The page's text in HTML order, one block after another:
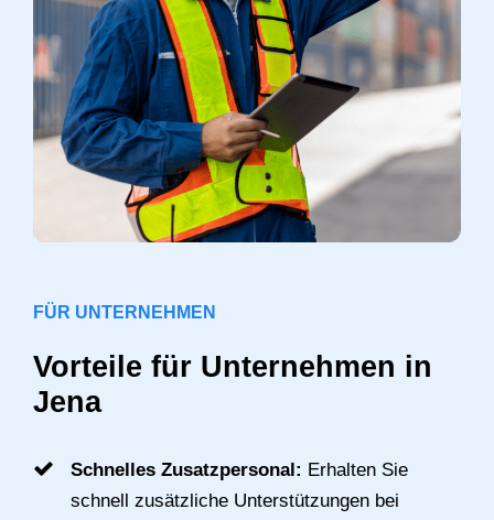
FÜR UNTERNEHMEN
Vorteile für Unternehmen in
Jena
Schnelles Zusatzpersonal: Erhalten Sie
schnell zusätzliche Unterstützungen bei